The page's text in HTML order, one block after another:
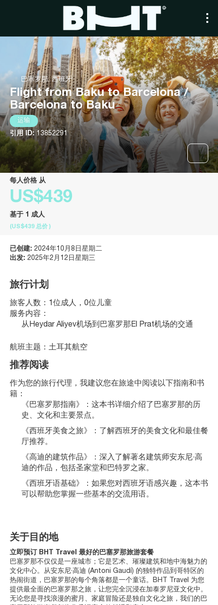
巴塞罗那, 西班牙
Flight from Baku to Barcelona /
Barcelona to Baku
运输
引用 ID: 13852291
每人价格 从
US$439
基于 1 成人
(US$439 总价 )
已创建: 2024年10月8日星期二
出发: 2025年2月12日星期三
旅行计划
旅客人数：1位成人，0位儿童
服务内容：
从Heydar Aliyev机场到巴塞罗那El Prat机场的交通
航班主题：土耳其航空
推荐阅读
作为您的旅行代理，我建议您在旅途中阅读以下指南和书
籍：
《巴塞罗那指南》：这本书详细介绍了巴塞罗那的历
史、文化和主要景点。
《西班牙美食之旅》：了解西班牙的美食文化和最佳餐
厅推荐。
《高迪的建筑作品》：深入了解著名建筑师安东尼·高
迪的作品，包括圣家堂和巴特罗之家。
《西班牙语基础》：如果您对西班牙语感兴趣，这本书
可以帮助您掌握一些基本的交流用语。
关于目的地
立即预订 BHT Travel 最好的巴塞罗那旅游套餐
巴塞罗那不仅仅是一座城市；它是艺术、璀璨建筑和地中海魅力的
文化中心。从安东尼·高迪 (Antoni Gaudí) 的独特作品到哥特区的
热闹街道，巴塞罗那的每个角落都是一个童话。BHT Travel 为您
提供最全面的巴塞罗那之旅，让您完全沉浸在加泰罗尼亚文化中。
无论您是寻找浪漫的蜜月、家庭冒险还是独自文化之旅，我们的巴